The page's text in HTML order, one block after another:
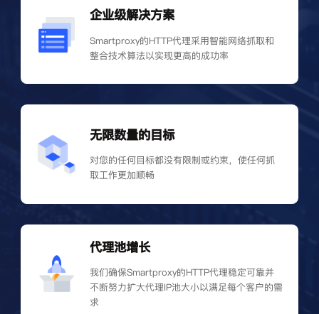
企业级解决方案
Smartproxy的HTTP代理采用智能网络抓取和
整合技术算法以实现更高的成功率
无限数量的目标
对您的任何目标都没有限制或约束，使任何抓
取工作更加顺畅
代理池增长
我们确保Smartproxy的HTTP代理稳定可靠并
不断努力扩大代理IP池大小以满足每个客户的需
求